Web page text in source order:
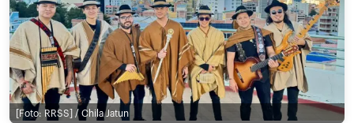
[Foto: RRSS] / Chila Jatun